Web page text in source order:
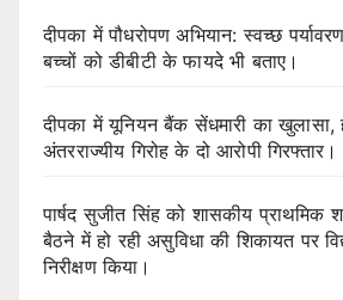
दीपका में पौधरोपण अभियान: स्वच्छ
बच्चों को डीबीटी के फायदे भी बताए।
दीपका में यूनियन बैंक सेंधमारी का खुलासा,
अंतरराज्यीय गिरोह के दो आरोपी गिरफ्तार।
पार्षद सुजीत सिंह को शासकीय प्राथमिक
बैठने में हो रही असुविधा की शिकायत पर
निरीक्षण किया।